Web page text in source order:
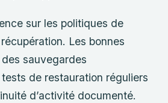
sur les politiques de
Les bonnes
sauvegardes
de restauration réguliers
d’activité documenté.